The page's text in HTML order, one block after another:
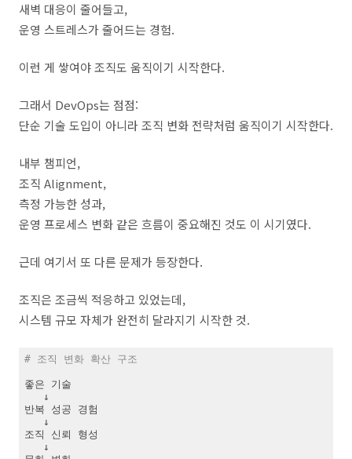
새벽 대응이 줄어들고,
운영 스트레스가 줄어드는 경험.
이런 게 쌓여야 조직도 움직이기 시작한다.
그래서 DevOps는 점점:
단순 기술 도입이 아니라 조직 변화 전략처럼 움직이기 시작한다.
내부 챔피언,
조직 Alignment,
측정 가능한 성과,
운영 프로세스 변화 같은 흐름이 중요해진 것도 이 시기였다.
근데 여기서 또 다른 문제가 등장한다.
조직은 조금씩 적응하고 있었는데,
시스템 규모 자체가 완전히 달라지기 시작한 것.
# 조직 변화 확산 구조
좋은 기술
반복 성공 경험
조직 신뢰 형성